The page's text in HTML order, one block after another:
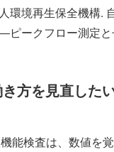
環境再生保全機構.
ピークフロー測定
方を見直した
能検査は、数値を